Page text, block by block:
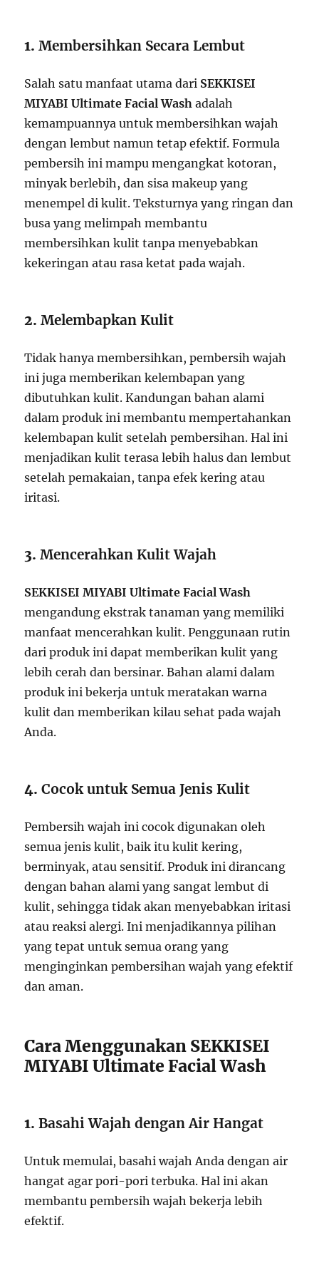
1.Membersihkan Secara Lembut
Salah satu manfaat utama dari SEKKISEI
MIYABI Ultimate Facial Wash adalah
kemampuannya untuk membersihkan wajah
dengan lembut namun tetap efektif. Formula
pembersih ini mampu mengangkat kotoran,
minyak berlebih, dan sisa makeup yang
menempel di kulit. Teksturnya yang ringan dan
busa yang melimpah membantu
membersihkan kulit tanpa menyebabkan
kekeringan atau rasa ketat pada wajah.
2.Melembapkan Kulit
Tidak hanya membersihkan, pembersih wajah
ini juga memberikan kelembapan yang
dibutuhkan kulit. Kandungan bahan alami
dalam produk ini membantu mempertahankan
kelembapan kulit setelah pembersihan. Hal ini
menjadikan kulit terasa lebih halus dan lembut
setelah pemakaian, tanpa efek kering atau
iritasi.
3.Mencerahkan Kulit Wajah
SEKKISEI MIYABI Ultimate Facial Wash
mengandung ekstrak tanaman yang memiliki
manfaat mencerahkan kulit. Penggunaan rutin
dari produk ini dapat memberikan kulit yang
lebih cerah dan bersinar. Bahan alami dalam
produk ini bekerja untuk meratakan warna
kulit dan memberikan kilau sehat pada wajah
Anda.
4.Cocok untuk Semua Jenis Kulit
Pembersih wajah ini cocok digunakan oleh
semua jenis kulit, baik itu kulit kering,
berminyak, atau sensitif. Produk ini dirancang
dengan bahan alami yang sangat lembut di
kulit, sehingga tidak akan menyebabkan iritasi
atau reaksi alergi. Ini menjadikannya pilihan
yang tepat untuk semua orang yang
menginginkan pembersihan wajah yang efektif
dan aman.
Cara Menggunakan SEKKISEI
MIYABI Ultimate Facial Wash
1.Basahi Wajah dengan Air Hangat
Untuk memulai, basahi wajah Anda dengan air
hangat agar pori-pori terbuka. Hal ini akan
membantu pembersih wajah bekerja lebih
efektif.